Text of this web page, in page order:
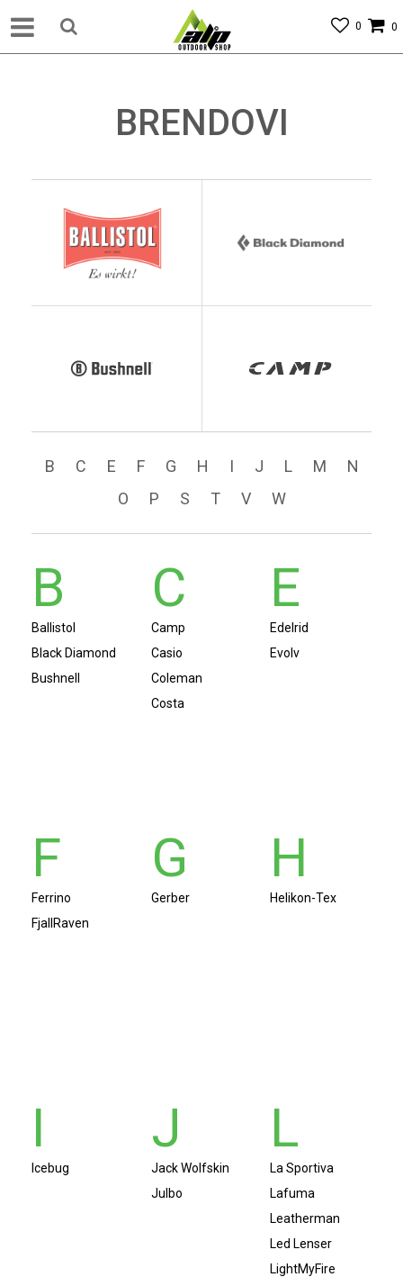
0
0
BRENDOVI
B C E F G H I J L M
N
O
P S T V W
B
Ballistol
Black Diamond
Bushnell
C
Camp
Casio
Coleman
Costa
E
Edelrid
Evolv
F
Ferrino
FjallRaven
G
Gerber
H
Helikon-Tex
I
Icebug
J
Jack Wolfskin
Julbo
L
La Sportiva
Lafuma
Leatherman
Led Lenser
LightMyFire